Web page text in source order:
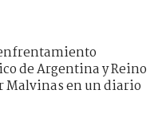
de Argentina y Reino
Malvinas en un diario